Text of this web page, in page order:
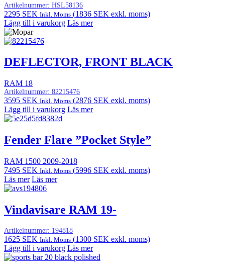
Artikelnummer: HSL58136
2295 SEK Inkl. Moms (1836 SEK exkl. moms)
Lägg till i varukorg Läs mer
DEFLECTOR, FRONT BLACK
RAM 18
Artikelnummer: 82215476
3595 SEK Inkl. Moms (2876 SEK exkl. moms)
Lägg till i varukorg Läs mer
Fender Flare ”Pocket Style”
RAM 1500 2009-2018
7495 SEK Inkl. Moms (5996 SEK exkl. moms)
Läs mer Läs mer
Vindavisare RAM 19-
Artikelnummer: 194818
1625 SEK Inkl. Moms (1300 SEK exkl. moms)
Lägg till i varukorg Läs mer